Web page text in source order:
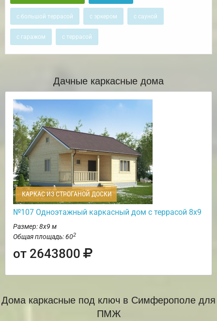
с большой террасой с эркером с сауной
с гаражом с террасой
Дачные каркасные дома
КАРКАС ИЗ СТРОГАНОЙ ДОСКИ
№107 Одноэтажный каркасный дом с террасой 8х9
Размер: 8х9 м
Общая площадь: 602
от 2643800
Дома каркасные под ключ в Симферополе для
ПМЖ